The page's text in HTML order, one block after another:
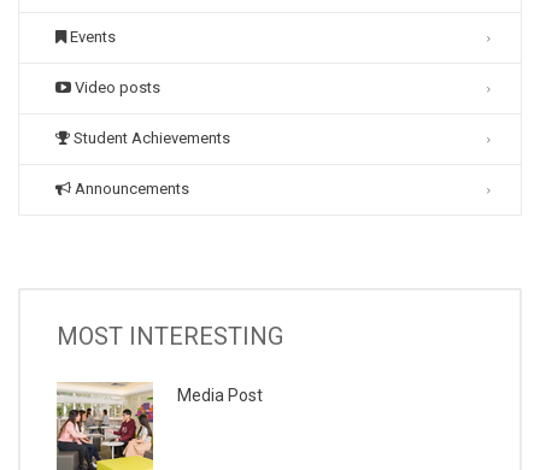
Events
Video posts
Student Achievements
Announcements
MOST INTERESTING
Media Post